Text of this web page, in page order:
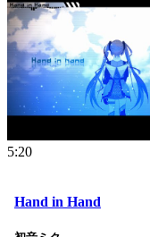
5:20
Hand in Hand